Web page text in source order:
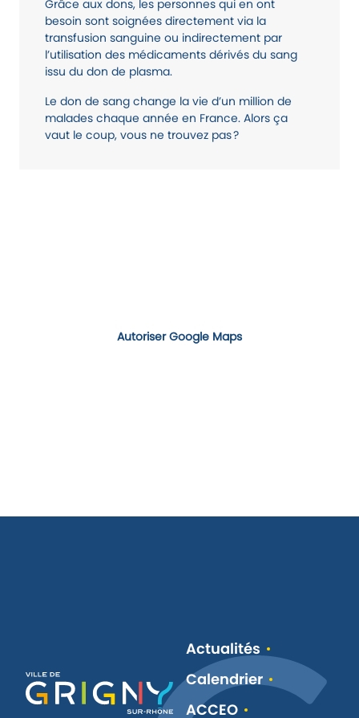
Grâce aux dons, les personnes qui en ont
besoin sont soignées directement via la
transfusion sanguine ou indirectement par
l’utilisation des médicaments dérivés du sang
issu du don de plasma.
Le don de sang change la vie d’un million de
malades chaque année en France. Alors ça
vaut le coup, vous ne trouvez pas ?
Autoriser Google Maps
Actualités
Calendrier
ACCEO